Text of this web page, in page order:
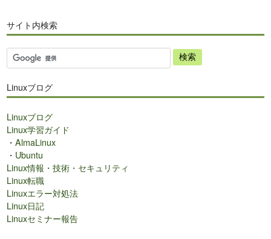
サイト内検索
サ
イ
内
索
Linuxブログ
Linuxブログ
Linux学習ガイド
・AlmaLinux
・ Ubuntu
Linux情報・技術・セキュリティ
Linux転職
Linuxエラー対処法
Linux日記
Linuxセミナー報告